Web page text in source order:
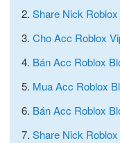
2. Share Nick
3. Cho Acc Roblox
4. Bán Acc Roblox
5. Mua Acc Roblox
6. Bán Acc Roblox
7. Share Nick